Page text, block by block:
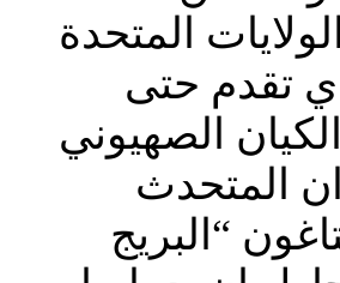
المتحدة
تقدم حتى
الصهيوني
المتحدث
“البريج